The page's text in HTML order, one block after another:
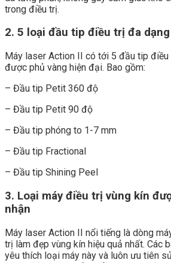
trong điều trị.
2. 5 loại đầu tip điều trị đa dạng
Máy laser Action II có tới 5 đầu tip
được phủ vàng hiện đại. Bao gồm:
– Đầu tip Petit 360 độ
– Đầu tip Petit 90 độ
– Đầu tip phóng to 1-7 mm
– Đầu tip Fractional
– Đầu tip Shining Peel
3. Loại máy điều trị vùng kín
nhận
Máy laser Action II nổi tiếng là dòng
trị làm đẹp vùng kín hiệu quả nhất. Các
yêu thích loại máy này và luôn ưu tiên